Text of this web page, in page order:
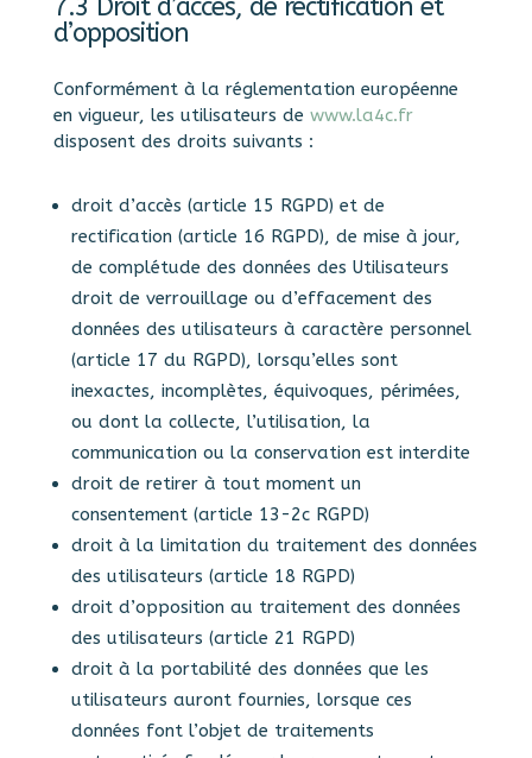
7.3 Droit d’accès, de rectification et
d’opposition
Conformément à la réglementation européenne
en vigueur, les utilisateurs de www.la4c.fr
disposent des droits suivants :
droit d’accès (article 15 RGPD) et de
rectification (article 16 RGPD), de mise à jour,
de complétude des données des Utilisateurs
droit de verrouillage ou d’effacement des
données des utilisateurs à caractère personnel
(article 17 du RGPD), lorsqu’elles sont
inexactes, incomplètes, équivoques, périmées,
ou dont la collecte, l’utilisation, la
communication ou la conservation est interdite
droit de retirer à tout moment un
consentement (article 13-2c RGPD)
droit à la limitation du traitement des données
des utilisateurs (article 18 RGPD)
droit d’opposition au traitement des données
des utilisateurs (article 21 RGPD)
droit à la portabilité des données que les
utilisateurs auront fournies, lorsque ces
données font l’objet de traitements